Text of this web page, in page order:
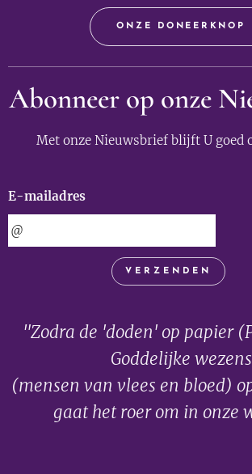
ONZE DONEERKNOP
Abonneer op onze
Met onze Nieuwsbrief blijft U goed
E-mailadres
VERZENDEN
"Zodra de 'doden' op papier
Goddelijke wezens
(mensen van vlees en bloed)
gaat het roer om in onze